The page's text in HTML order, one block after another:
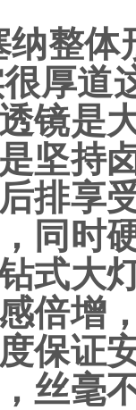
体
厚道
镜是
坚持
排享
同时
式大
倍增
保证
丝毫